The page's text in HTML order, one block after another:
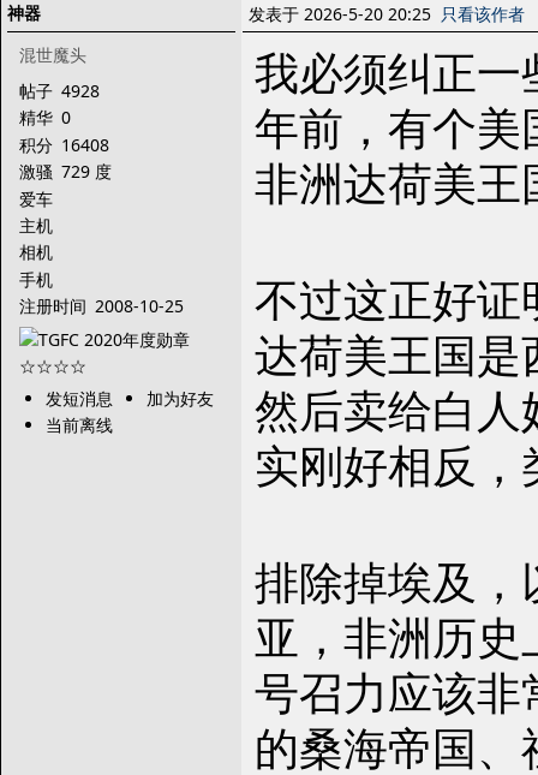
神器
混世魔头
帖子 4928
精华 0
积分 16408
激骚 729 度
爱车
主机
相机
手机
注册时间 2008-10-25
发短消息
加为好友
当前离线
发表于 2026-5-20 20:25 只看该作者
我必须纠正一
年前，有个
非洲达荷美
不过这正好
达荷美王国
然后卖给白
实刚好相反，
排除掉埃及
亚，非洲历
号召力应该
的桑海帝国